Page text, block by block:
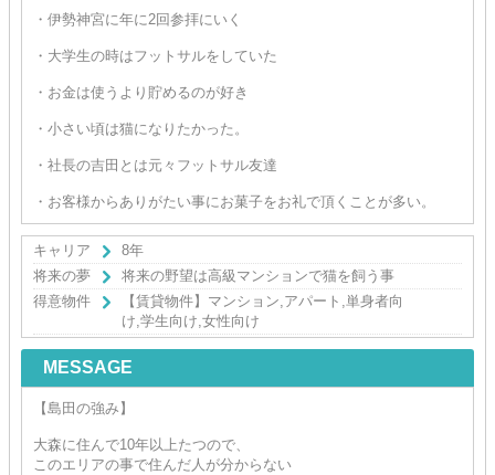
・伊勢神宮に年に2回参拝にいく
・大学生の時はフットサルをしていた
・お金は使うより貯めるのが好き
・小さい頃は猫になりたかった。
・社長の吉田とは元々フットサル友達
・お客様からありがたい事にお菓子をお礼で頂くことが多い。
キャリア
8年
将来の夢
将来の野望は高級マンションで猫を飼う事
得意物件
【賃貸物件】マンション,アパート,単身者向
け,学生向け,女性向け
MESSAGE
【島田の強み】
大森に住んで10年以上たつので、
このエリアの事で住んだ人が分からない